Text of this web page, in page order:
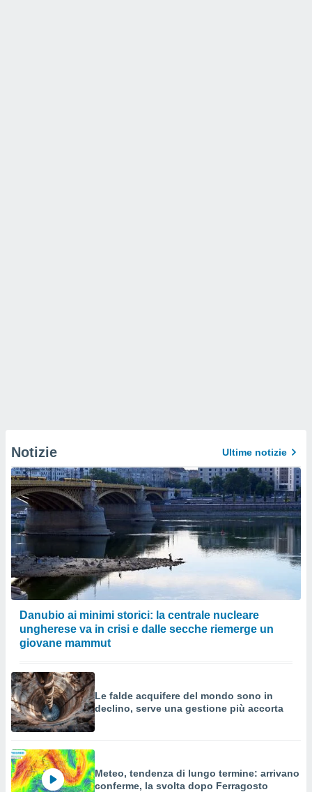
Notizie Ultime notizie
Danubio ai minimi storici: la centrale nucleare
ungherese va in crisi e dalle secche riemerge un
giovane mammut
Le falde acquifere del mondo sono in
declino, serve una gestione più accorta
Meteo, tendenza di lungo termine: arrivano
conferme, la svolta dopo Ferragosto